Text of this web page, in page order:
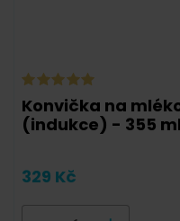
Konvička na mléko
(indukce) - 355 ml
329 Kč